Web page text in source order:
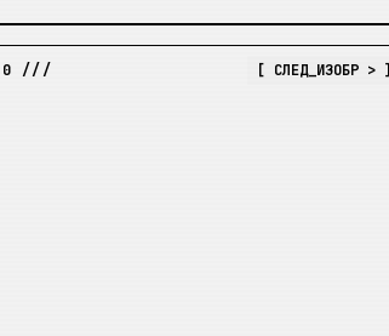
[ УВЕЛИЧЕНИЕ: ВКЛ ]
/// [ СЛЕД_ИЗОБР > ]